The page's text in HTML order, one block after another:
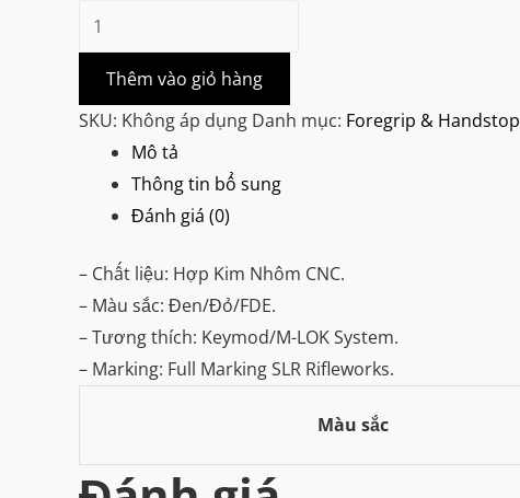
SLR
KM/M-
LOK
Barricade
Handstop
Thêm vào giỏ hàng
SKU: Không áp dụng Danh mục: Foregrip & Handstop
Mô tả
Thông tin bổ sung
Đánh giá (0)
– Chất liệu: Hợp Kim Nhôm CNC.
– Màu sắc: Đen/Đỏ/FDE.
– Tương thích: Keymod/M-LOK System.
– Marking: Full Marking SLR Rifleworks.
Màu sắc